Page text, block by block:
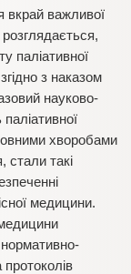
вкрай важливої
паліативної
з наказом
науково-
хворобами
стали такі
медицини.
нормативно-